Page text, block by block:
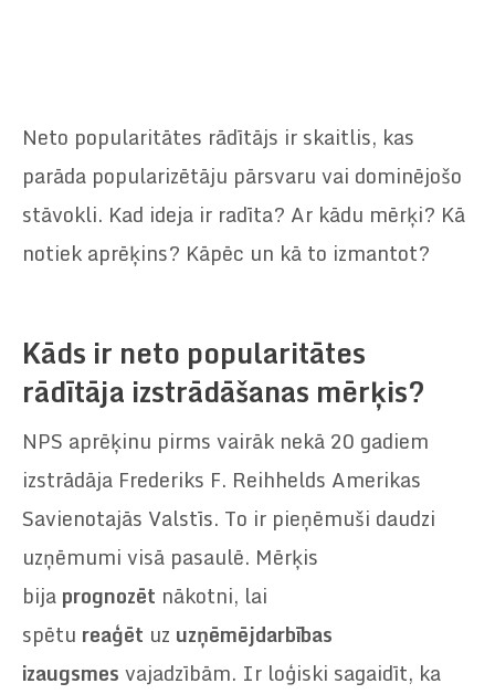
Neto popularitātes rādītājs ir skaitlis, kas
parāda popularizētāju pārsvaru vai dominējošo
stāvokli. Kad ideja ir radīta? Ar kādu mērķi? Kā
notiek aprēķins? Kāpēc un kā to izmantot?
Kāds ir neto popularitātes
rādītāja izstrādāšanas mērķis?
NPS aprēķinu pirms vairāk nekā 20 gadiem
izstrādāja Frederiks F. Reihhelds Amerikas
Savienotajās Valstīs. To ir pieņēmuši daudzi
uzņēmumi visā pasaulē. Mērķis
bija prognozēt nākotni, lai
spētu reaģēt uz uzņēmējdarbības
izaugsmes vajadzībām. Ir loģiski sagaidīt, ka